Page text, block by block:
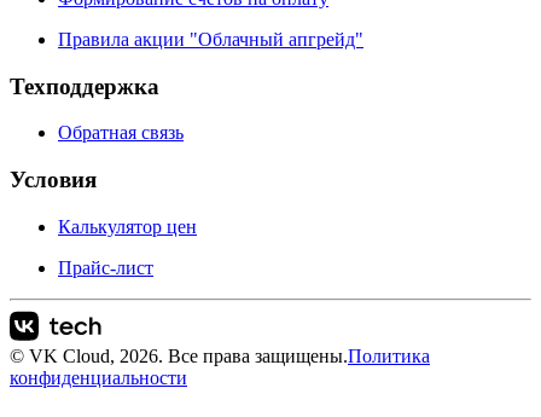
Правила акции "Облачный апгрейд"
Техподдержка
Обратная связь
Условия
Калькулятор цен
Прайс-лист
© VK Cloud, 2026. Все права защищены.Политика
конфиденциальности